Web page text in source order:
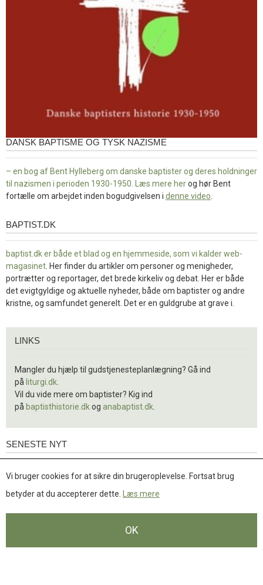
DANSK BAPTISME OG TYSK NAZISME
– en bog af Bent Hylleberg om danske baptister og deres holdninger
til nazismen i perioden 1930-1950. Læs mere herog hør Bent
fortælle om arbejdet inden bogudgivelsen i denne video
baptist.dk
BAPTIST.DK
baptist.dk er både et blad og en hjemmeside, som vi kalder web-
magasinet . Her finder du artikler om personer og menigheder,
portrætter og reportager, det brede kirkeliv og debat. Her er både
det evigtgyldige og aktuelle nyheder, både om baptister og andre
kristne, og samfundet generelt. Det er en guldgrube at grave i.
LINKS
Mangler du hjælp til gudstjenesteplanlægning? Gå ind
på liturgi.dk
Vil du vide mere om baptister? Kig ind
på baptisthistorie.dkog anabaptist.dk
Seneste
nyt
SENESTE NYT
jul.
2026
Indkaldelse til Landskonference 2 den 3. oktober
2026
Vi bruger cookies for at sikre din brugeroplevelse. Fortsat brug
betyder at du accepterer dette.
Læs mere
OK